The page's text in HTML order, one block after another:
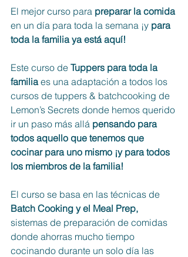
El mejor curso para preparar la comida
en un día para toda la semana ¡y para
toda la familia ya está aquí!
Este curso de Tuppers para toda la
familia es una adaptación a todos los
cursos de tuppers & batchcooking de
Lemon’s Secrets donde hemos querido
ir un paso más allá pensando para
todos aquello que tenemos que
cocinar para uno mismo ¡y para todos
los miembros de la familia!
El curso se basa en las técnicas de
Batch Cooking y el Meal Prep,
sistemas de preparación de comidas
donde ahorras mucho tiempo
cocinando durante un solo día las